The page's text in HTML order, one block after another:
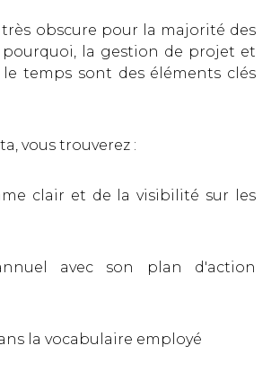
très obscure pour la majorité des
pourquoi, la gestion de projet et
le temps sont des éléments clés
vous trouverez :
clair et de la visibilité sur les
avec son plan d'action
la vocabulaire employé